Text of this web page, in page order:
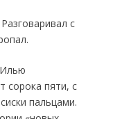
с
со­рока пяти, с
пальцами.